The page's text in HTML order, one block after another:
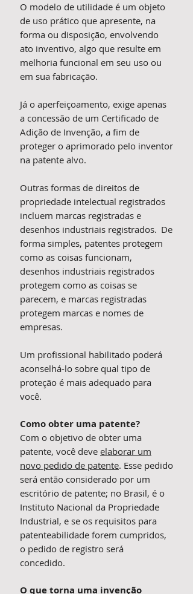
O modelo de utilidade é um objeto
de uso prático que apresente, na
forma ou disposição, envolvendo
ato inventivo, algo que resulte em
melhoria funcional em seu uso ou
em sua fabricação.
Já o aperfeiçoamento, exige apenas
a concessão de um Certificado de
Adição de Invenção, a fim de
proteger o aprimorado pelo inventor
na patente alvo.
Outras formas de direitos de
propriedade intelectual registrados
incluem marcas registradas e
desenhos industriais registrados. De
forma simples, patentes protegem
como as coisas funcionam,
desenhos industriais registrados
protegem como as coisas se
parecem, e marcas registradas
protegem marcas e nomes de
empresas.
Um profissional habilitado poderá
aconselhá-lo sobre qual tipo de
proteção é mais adequado para
você.
Como obter uma patente?
Com o objetivo de obter uma
patente, você deve elaborar um
novo pedido de patente. Esse pedido
será então considerado por um
escritório de patente; no Brasil, é o
Instituto Nacional da Propriedade
Industrial, e se os requisitos para
patenteabilidade forem cumpridos,
o pedido de registro será
concedido.
O que torna uma invenção